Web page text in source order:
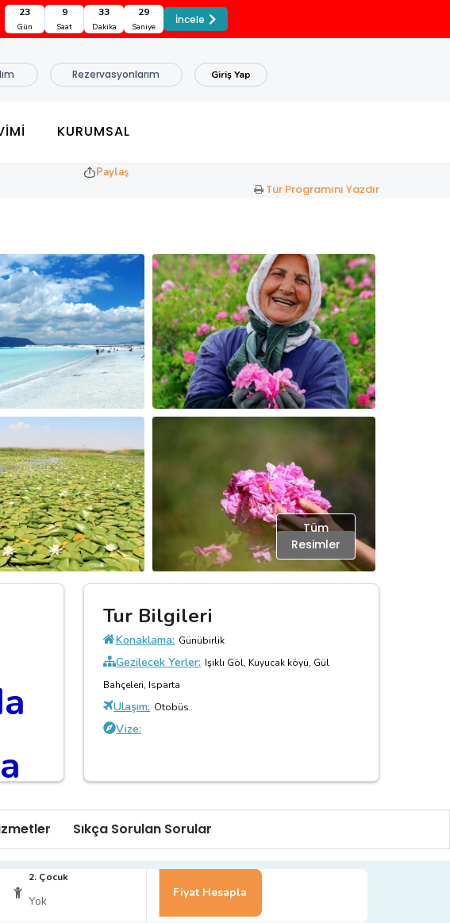
23
Gün
9
Saat
33
Dakika
28
Saniye
İncele
Rezervasyonlarım Giriş Yap
KURUMSAL
Paylaş
Tur Programını Yazdır
Tüm
Resimler
Tur Bilgileri
Konaklama: Günübirlik
Gezilecek Yerler: Işıklı Göl, Kuyucak köyü, Gül
Bahçeleri, Isparta
Ulaşım: Otobüs
Vize:
Sıkça Sorulan Sorular
2. Çocuk
Fiyat Hesapla